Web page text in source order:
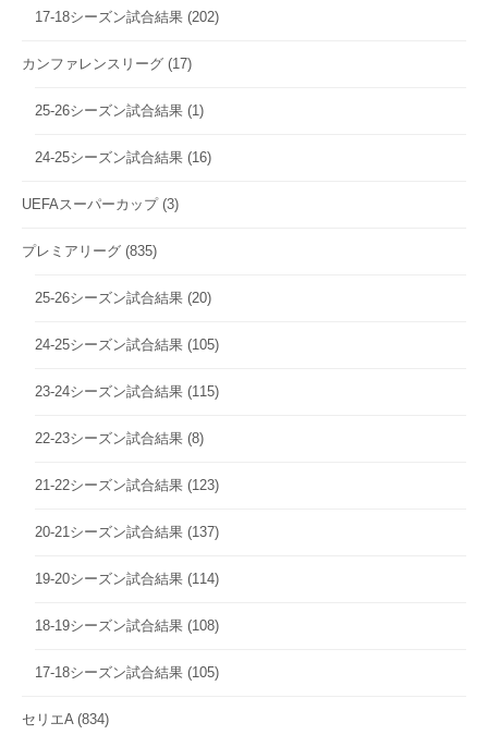
17-18シーズン試合結果 (202)
カンファレンスリーグ (17)
25-26シーズン試合結果 (1)
24-25シーズン試合結果 (16)
UEFAスーパーカップ(3)
プレミアリーグ (835)
25-26シーズン試合結果 (20)
24-25シーズン試合結果 (105)
23-24シーズン試合結果 (115)
22-23シーズン試合結果 (8)
21-22シーズン試合結果 (123)
20-21シーズン試合結果 (137)
19-20シーズン試合結果 (114)
18-19シーズン試合結果 (108)
17-18シーズン試合結果 (105)
セリエA (834)